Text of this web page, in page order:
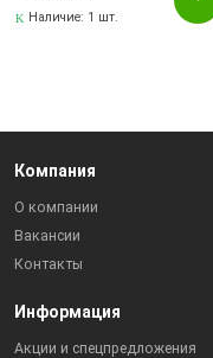
Наличие: 1 шт.
Компания
О компании
Вакансии
Контакты
Информация
Акции и спецпредложения